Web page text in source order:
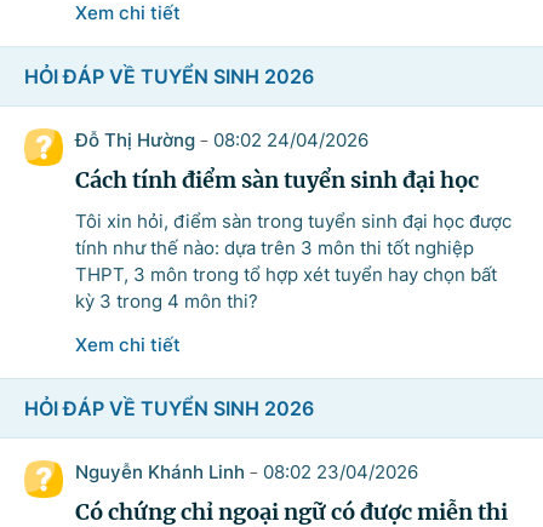
Tổng Giám đốc: Nguyễn Hồng Sâm
Trụ sở: 16 Lê Hồng Phong - Ba Đình - Hà Nội.
Điện thoại: Văn phòng: 080 43162; Fax: 080.48924;
Email: thongtinchinhphu@chinhphu.vn.
Cổng TTĐT Chính phủ
Văn phòng Chính phủ
Bản quyền thuộc Cổng Thông tin điện tử Chính phủ.
Ghi rõ nguồn 'Cổng Thông tin điện tử Chính phủ' hoặc
'www.chinhphu.vn' khi phát hành lại thông tin từ các nguồn này.
Xem chi tiết
HỎI ĐÁP VỀ TUYỂN SINH 2026
Đỗ Thị Hường - 08:02 24/04/2026
Cách tính điểm sàn tuyển sinh đại học
Tôi xin hỏi, điểm sàn trong tuyển sinh đại học được
tính như thế nào: dựa trên 3 môn thi tốt nghiệp
THPT, 3 môn trong tổ hợp xét tuyển hay chọn bất
kỳ 3 trong 4 môn thi?
Xem chi tiết
HỎI ĐÁP VỀ TUYỂN SINH 2026
Nguyễn Khánh Linh - 08:02 23/04/2026
Có chứng chỉ ngoại ngữ có được miễn thi